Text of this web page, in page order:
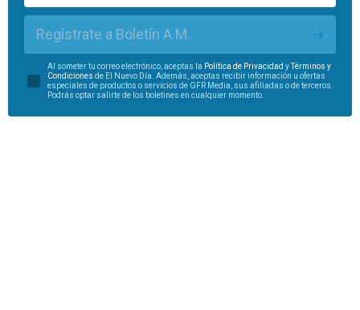
Regístrate a Boletín A.M.
Al someter tu correo electrónico, aceptas la Política de Privacidad y
Términos y
Condiciones de El Nuevo Día. Además, aceptas recibir información u ofertas
especiales de productos o servicios de GFR Media, sus afiliadas o de terceros.
Podrás optar salirte de los boletines en cualquier momento.